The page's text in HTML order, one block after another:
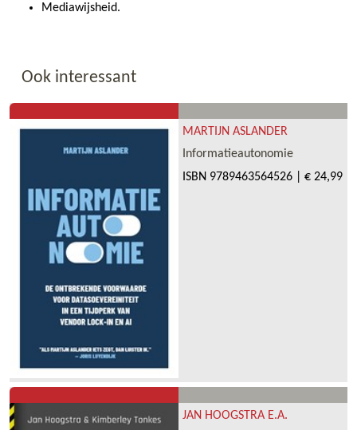
Mediawijsheid.
Ook interessant
MARTIJN ASLANDER
Informatieautonomie
ISBN 9789463564526 € 24,99
JAN HOOGSTRA E.A.